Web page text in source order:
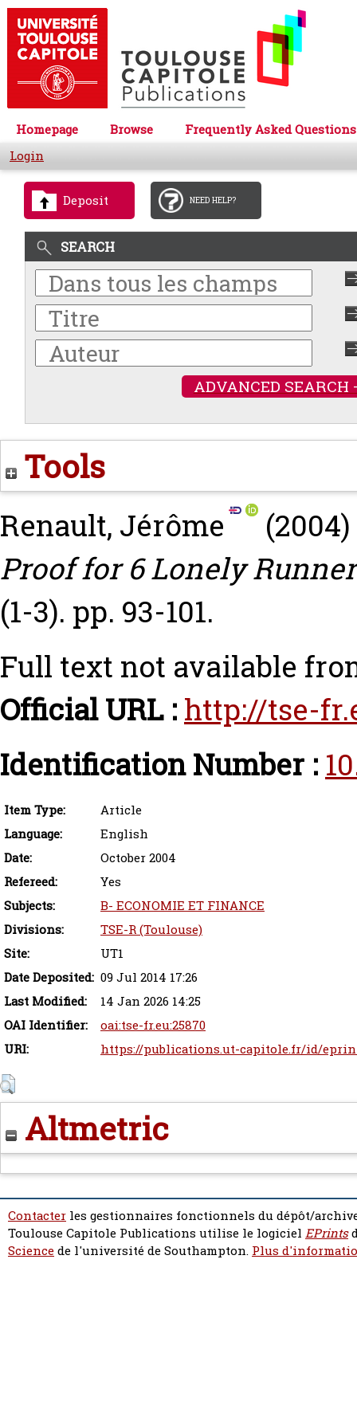
Homepage Browse
Frequently Asked Questions
Login
Deposit NEED HELP?
SEARCH
ADVANCED SEARCH
Tools
Renault, Jérôme
(2004)
Proof for 6 Lonely
(1-3). pp. 93-101.
Full text not available
Official URL : http://tse-
Identification Number :
Item Type:
Article
Language:
English
Date:
October 2004
Refereed:
Yes
Subjects:
B- ECONOMIE ET FINANCE
Divisions:
TSE-R (Toulouse)
Site:
UT1
Date Deposited: 09 Jul 2014 17:26
Last Modified:
14 Jan 2026 14:25
OAI Identifier:
oai:tse-fr.eu:25870
URI:
https://publications.ut-capitole.fr/id/
Altmetric
Contacter les gestionnaires fonctionnels du dépôt/
Toulouse Capitole Publications utilise le logiciel EPrints
Sciencede l'université de Southampton. Plus